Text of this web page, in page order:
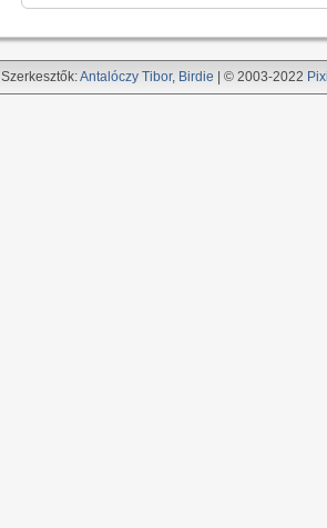
Szerkesztők:Antalóczy Tibor, Birdie | © 2003-2022